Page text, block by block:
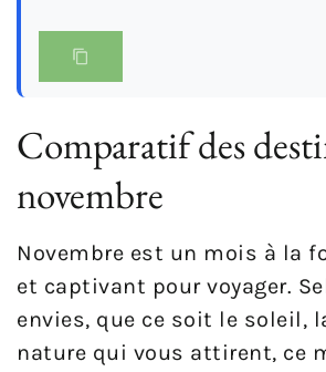
Comparatif des
novembre
Novembre est un mois à la
et captivant pour voyager.
envies, que ce soit le soleil,
nature qui vous attirent, ce